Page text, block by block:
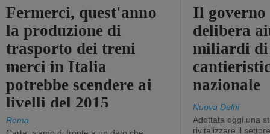
Fermerci, quest'anno
la produzione di
trasporto dei treni
merci in Italia
potrebbe scendere ai
livelli del 2015
Roma
Il
delibera
miliardi
nazionale
Nuova Delhi
Adottata oggi una
rivitalizzare il settore